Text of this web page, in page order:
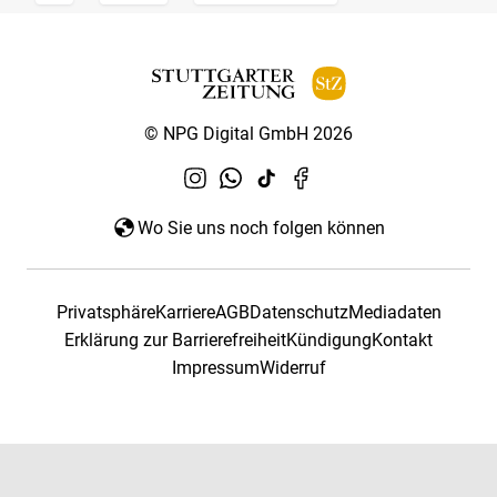
© NPG Digital GmbH 2026
Wo Sie uns noch folgen können
PrivatsphäreKarriereAGBDatenschutzMediadaten
Erklärung zur BarrierefreiheitKündigungKontakt
ImpressumWiderruf